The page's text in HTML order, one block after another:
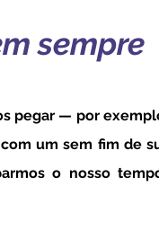
sempre
um sem fim de
o nosso